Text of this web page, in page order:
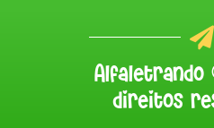
Alfaletrando
direitos